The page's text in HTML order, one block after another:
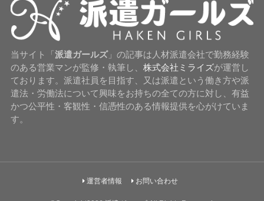
当サイト「 派遣ガールズ」の記事は人材派遣会社で勤務経験
のある営業マンが監修・執筆し、 株式会社ミライズが運営し
ております。派遣社員を目指す、又は派遣という働き方や派
遣法・労働法について興味をお持ちの全ての方に対し、有益
かつ公平性・客観性・信憑性のある情報提供を心がけていま
す。
運営者情報 お問い合わせ